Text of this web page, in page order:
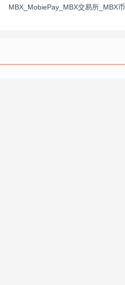
MBX_MobiePay_MBX交易所_MBX币